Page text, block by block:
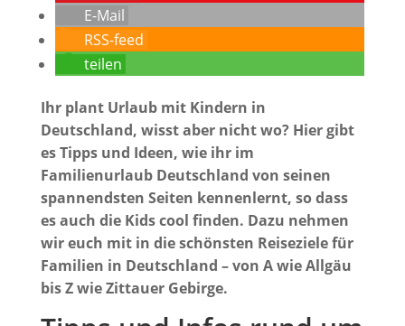
E-Mail
RSS-feed
teilen
Ihr plant Urlaub mit Kindern in
Deutschland, wisst aber nicht wo? Hier gibt
es Tipps und Ideen, wie ihr im
Familienurlaub Deutschland von seinen
spannendsten Seiten kennenlernt, so dass
es auch die Kids cool finden. Dazu nehmen
wir euch mit in die schönsten Reiseziele für
Familien in Deutschland – von A wie Allgäu
bis Z wie Zittauer Gebirge.